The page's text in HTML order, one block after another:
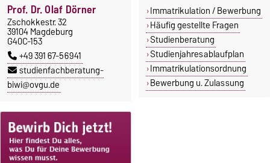
Immatrikulation / Bewerbung
Häufig gestellte Fragen
Studienberatung
Studienjahresablaufplan
Immatrikulationsordnung
Bewerbung u. Zulassung
Prof. Dr. Olaf Dörner
Zschokkestr. 32
39104 Magdeburg
G40C-153
+49 391 67-56941
studienfachberatung-
biwi@ovgu.de